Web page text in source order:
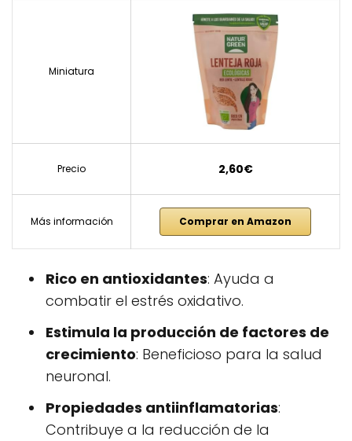
Miniatura
Precio 2,60€
Más información Comprar en Amazon
Rico en antioxidantes: Ayuda a
combatir el estrés oxidativo.
Estimula la producción de factores de
crecimiento: Beneficioso para la salud
neuronal.
Propiedades antiinflamatorias:
Contribuye a la reducción de la